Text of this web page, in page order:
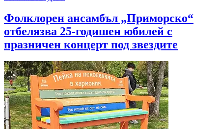
Фолклорен ансамбъл „Приморско“
отбелязва 25-годишен юбилей с
празничен концерт под звездите